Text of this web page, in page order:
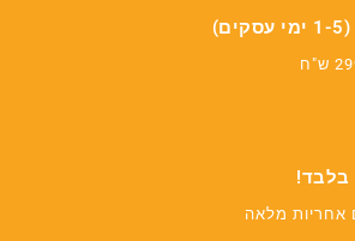
בלבד!
אחריות מלאה